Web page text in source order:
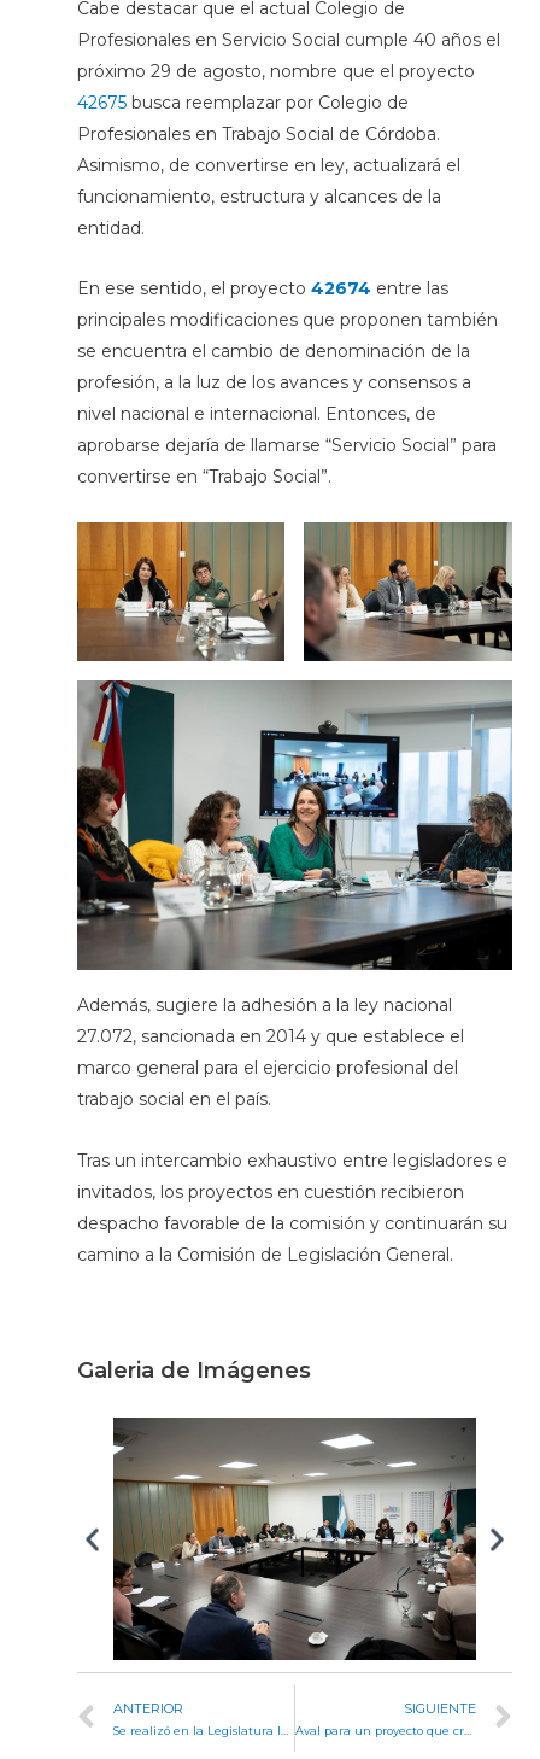
Cabe destacar que el actual Colegio de
Profesionales en Servicio Social cumple 40 años el
próximo 29 de agosto, nombre que el proyecto
42675busca reemplazar por Colegio de
Profesionales en Trabajo Social de Córdoba.
Asimismo, de convertirse en ley, actualizará el
funcionamiento, estructura y alcances de la
entidad.
En ese sentido, el proyecto 42674 entre las
principales modificaciones que proponen también
se encuentra el cambio de denominación de la
profesión, a la luz de los avances y consensos a
nivel nacional e internacional. Entonces, de
aprobarse dejaría de llamarse “Servicio Social” para
convertirse en “Trabajo Social”.
Además, sugiere la adhesión a la ley nacional
27.072, sancionada en 2014 y que establece el
marco general para el ejercicio profesional del
trabajo social en el país.
Tras un intercambio exhaustivo entre legisladores e
invitados, los proyectos en cuestión recibieron
despacho favorable de la comisión y continuarán su
camino a la Comisión de Legislación General.
Galeria de Imágenes
ANTERIOR SIGUIENTE
Aval para un proyecto que crea un sistema de gestión de caminos rurales no pavimentados en la provincia